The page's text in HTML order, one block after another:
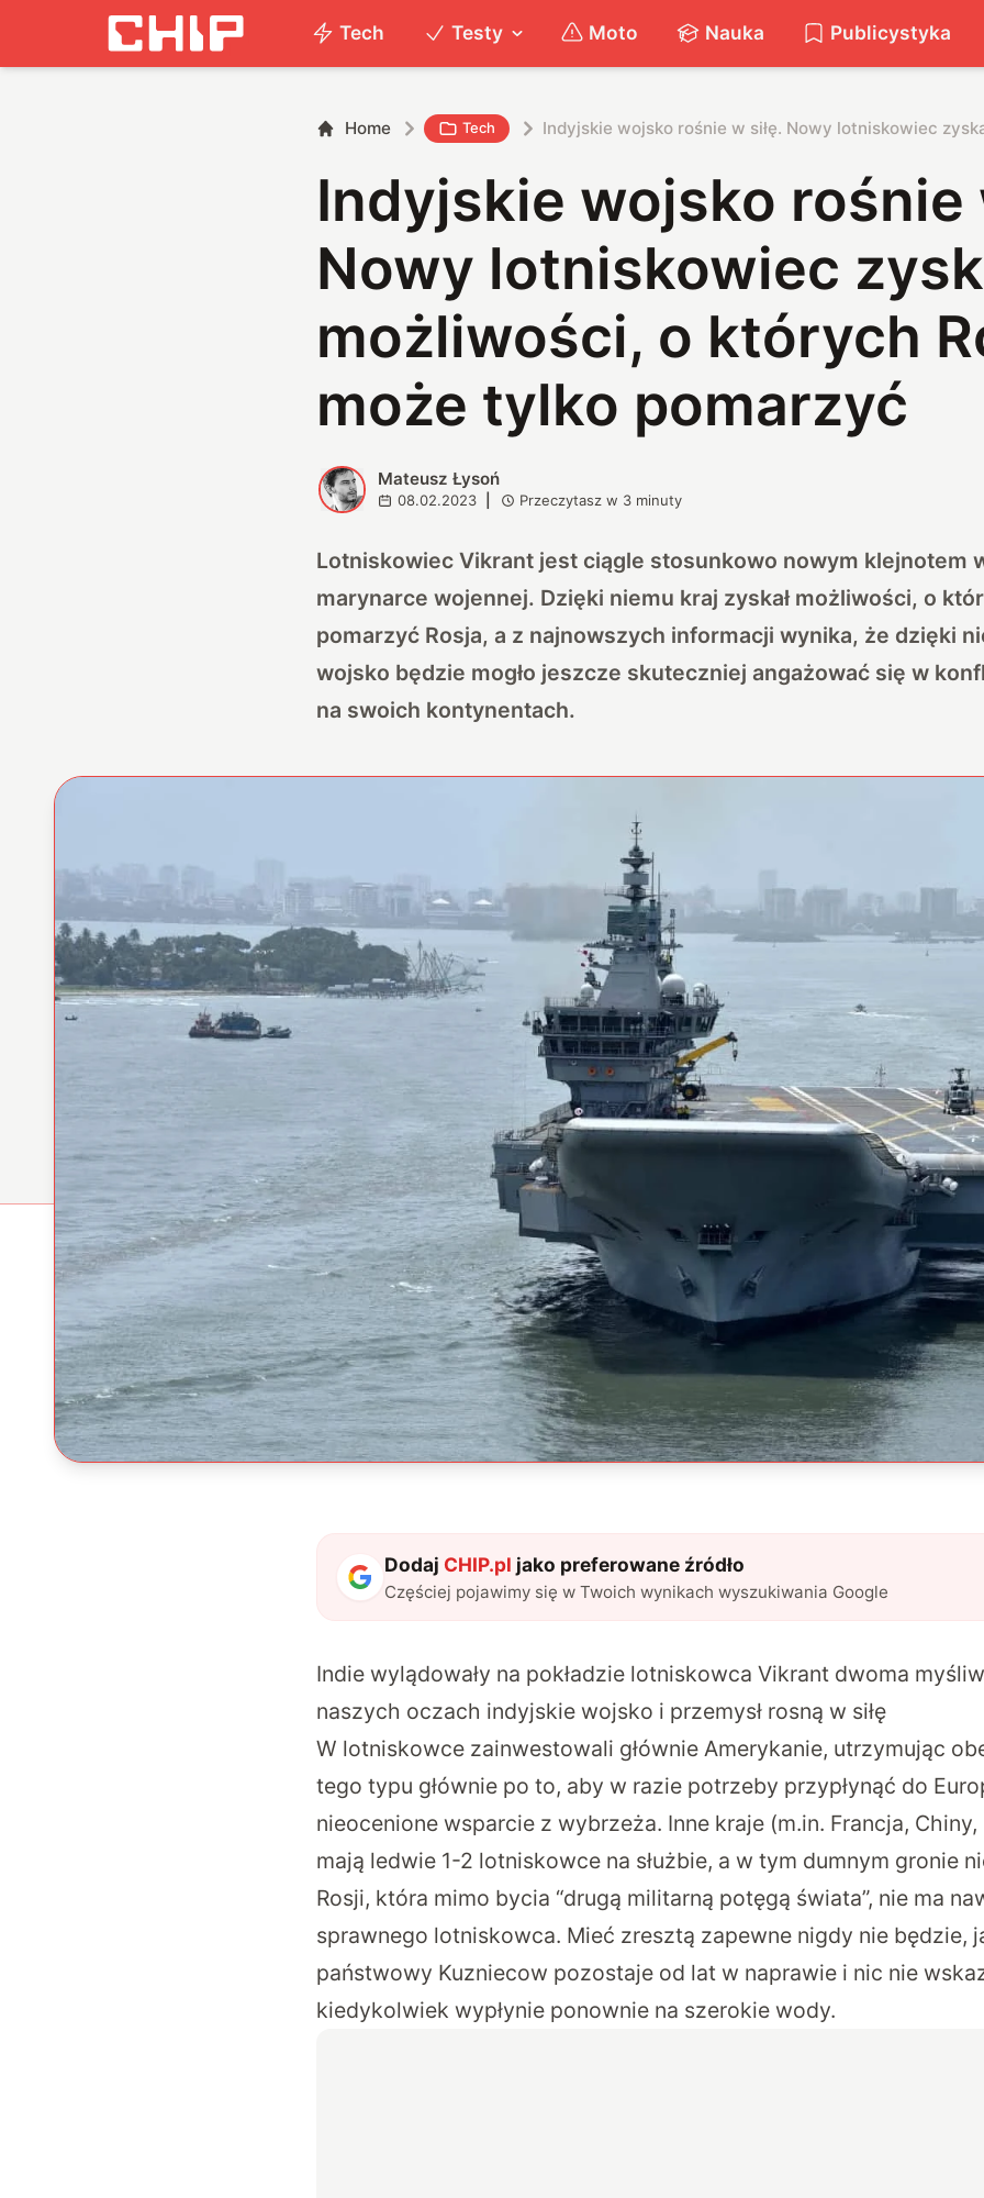
Tech Testy Moto Nauka Publicystyka
Home Tech Indyjskie wojsko rośnie w siłę. Nowy lotniskowiec
Indyjskie wojsko rośnie
Nowy lotniskowiec
możliwości, o których
może tylko pomarzyć
M Mateusz Łysoń
08.02.2023 Przeczytasz w 3 minuty
Lotniskowiec Vikrant jest ciągle stosunkowo nowym klejnotem
marynarce wojennej. Dzięki niemu kraj zyskał możliwości, o
pomarzyć Rosja, a z najnowszych informacji wynika, że dzięki
wojsko będzie mogło jeszcze skuteczniej angażować się w
na swoich kontynentach.
Dodaj CHIP.pl jako preferowane źródło
Częściej pojawimy się w Twoich wynikach wyszukiwania Google
Indie wylądowały na pokładzie lotniskowca Vikrant dwoma
naszych oczach indyjskie wojsko i przemysł rosną w siłę
W lotniskowce zainwestowali głównie Amerykanie, utrzymując
tego typu głównie po to, aby w razie potrzeby przypłynąć do
nieocenione wsparcie z wybrzeża. Inne kraje (m.in. Francja,
mają ledwie 1-2 lotniskowce na służbie, a w tym dumnym gronie
Rosji, która mimo bycia “drugą militarną potęgą świata”, nie ma
sprawnego lotniskowca. Mieć zresztą zapewne nigdy nie będzie,
państwowy Kuzniecow pozostaje od lat w naprawie i nic nie
kiedykolwiek wypłynie ponownie na szerokie wody.